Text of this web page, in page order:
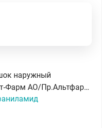
наружный
Патент-Фарм АО/Пр.Альтфарм ООО